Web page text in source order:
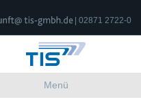
| 02871 2722-0
Menü